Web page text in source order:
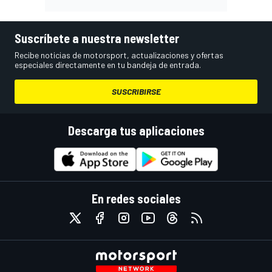
Suscríbete a nuestra newsletter
Recibe noticias de motorsport, actualizaciones y ofertas
especiales directamente en tu bandeja de entrada.
SUSCRIBIRSE
Descarga tus aplicaciones
En redes sociales